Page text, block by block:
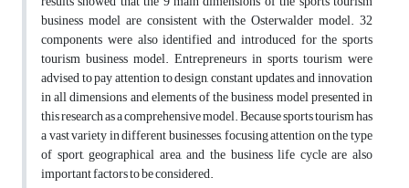
business model are consistent with the Osterwalder model. 32
components were also identified and introduced for the sports
tourism business model. Entrepreneurs in sports tourism were
advised to pay attention to design, constant updates, and innovation
in all dimensions and elements of the business model presented in
this research as a comprehensive model. Because sports tourism has
a vast variety in different businesses, focusing attention on the type
of sport, geographical area, and the business life cycle are also
important factors to be considered.